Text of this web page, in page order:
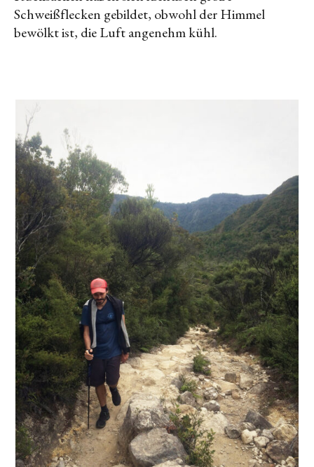
Schweißflecken gebildet, obwohl der Himmel
bewölkt ist, die Luft angenehm kühl.